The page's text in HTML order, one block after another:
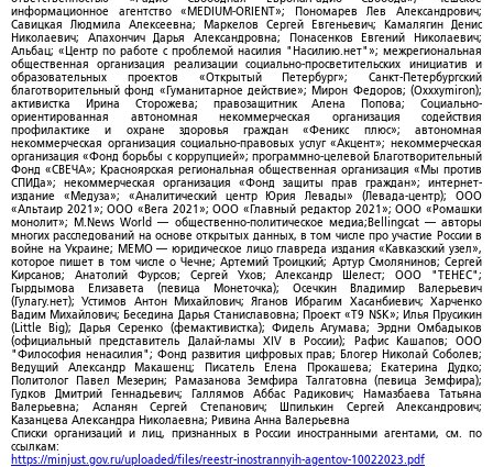
информационное агентство «MEDIUM-ORIENT»; Пономарев Лев Александрович;
Савицкая Людмила Алексеевна; Маркелов Сергей Евгеньевич; Камалягин Денис
Николаевич; Апахончич Дарья Александровна; Понасенков Евгений Николаевич;
Альбац; «Центр по работе с проблемой насилия "Насилию.нет"»; межрегиональная
общественная организация реализации социально-просветительских инициатив и
образовательных проектов «Открытый Петербург»; Санкт-Петербургский
благотворительный фонд «Гуманитарное действие»; Мирон Федоров; (Oxxxymiron);
активистка Ирина Сторожева; правозащитник Алена Попова; Социально-
ориентированная автономная некоммерческая организация содействия
профилактике и охране здоровья граждан «Феникс плюс»; автономная
некоммерческая организация социально-правовых услуг «Акцент»; некоммерческая
организация «Фонд борьбы с коррупцией»; программно-целевой Благотворительный
Фонд «СВЕЧА»; Красноярская региональная общественная организация «Мы против
СПИДа»; некоммерческая организация «Фонд защиты прав граждан»; интернет-
издание «Медуза»; «Аналитический центр Юрия Левады» (Левада-центр); ООО
«Альтаир 2021»; ООО «Вега 2021»; ООО «Главный редактор 2021»; ООО «Ромашки
монолит»; M.News World — общественно-политическое медиа;Bellingcat — авторы
многих расследований на основе открытых данных, в том числе про участие России в
войне на Украине; МЕМО — юридическое лицо главреда издания «Кавказский узел»,
которое пишет в том числе о Чечне; Артемий Троицкий; Артур Смолянинов; Сергей
Кирсанов; Анатолий Фурсов; Сергей Ухов; Александр Шелест; ООО "ТЕНЕС";
Гырдымова Елизавета (певица Монеточка); Осечкин Владимир Валерьевич
(Гулагу.нет); Устимов Антон Михайлович; Яганов Ибрагим Хасанбиевич; Харченко
Вадим Михайлович; Беседина Дарья Станиславовна; Проект «T9 NSK»; Илья Прусикин
(Little Big); Дарья Серенко (фемактивистка); Фидель Агумава; Эрдни Омбадыков
(официальный представитель Далай-ламы XIV в России); Рафис Кашапов; ООО
"Философия ненасилия"; Фонд развития цифровых прав; Блогер Николай Соболев;
Ведущий Александр Макашенц; Писатель Елена Прокашева; Екатерина Дудко;
Политолог Павел Мезерин; Рамазанова Земфира Талгатовна (певица Земфира);
Гудков Дмитрий Геннадьевич; Галлямов Аббас Радикович; Намазбаева Татьяна
Валерьевна; Асланян Сергей Степанович; Шпилькин Сергей Александрович;
Казанцева Александра Николаевна; Ривина Анна Валерьевна
Списки организаций и лиц, признанных в России иностранными агентами, см. по
ссылкам:
https://minjust.gov.ru/uploaded/files/reestr-inostrannyih-agentov-10022023.pdf